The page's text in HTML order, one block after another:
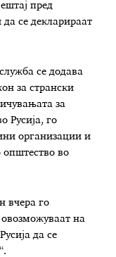
пред
да се декларираат
се додава
за странски
за
Русија, го
организации и
општество во
вчера го
на
да се